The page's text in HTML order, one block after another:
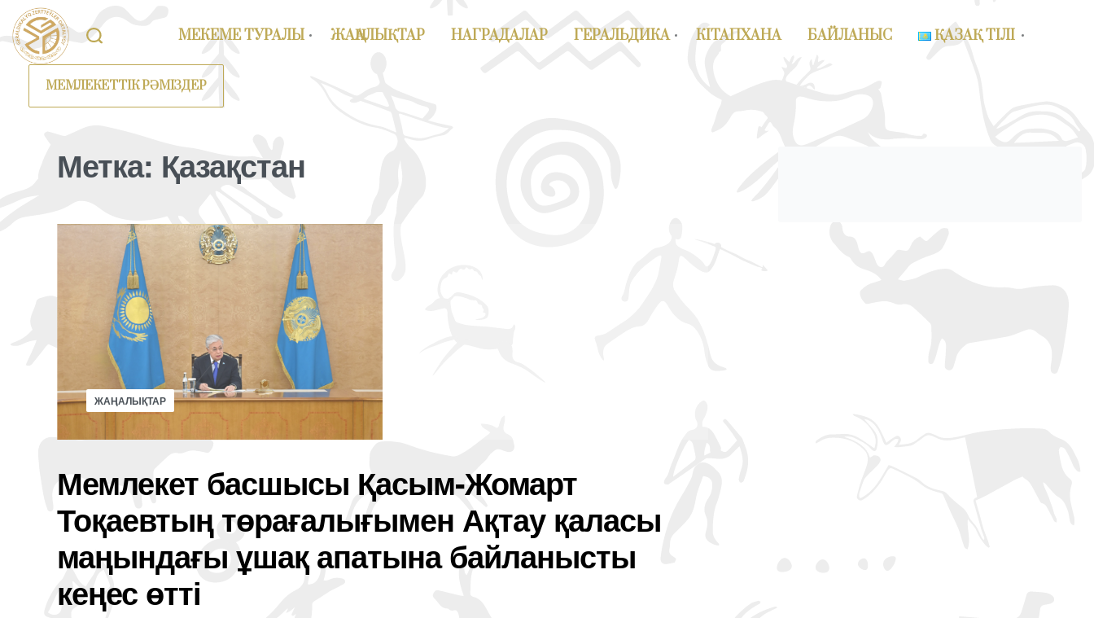
МЕКЕМЕ ТУРАЛЫ ЖАҢАЛЫҚТАР НАГРАДАЛАР ГЕРАЛЬДИКА КІТАПХАНА БАЙЛАНЫС ҚАЗАҚ ТІЛІ
МЕМЛЕКЕТТІК РӘМІЗДЕР
Метка: Қазақстан
ЖАҢАЛЫҚТАР
Мемлекет басшысы Қасым-Жомарт
Тоқаевтың төрағалығымен Ақтау қаласы
маңындағы ұшақ апатына байланысты
кеңес өтті